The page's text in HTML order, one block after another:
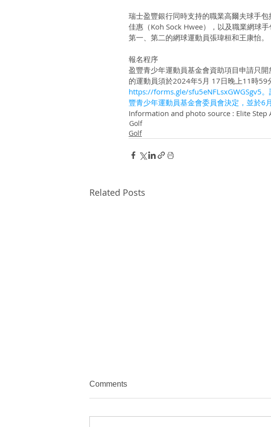
瑞士盈豐銀行同時支持的職業高爾夫球手
佳惠（Koh Sock Hwee），以及職業網球
第一、第二的網球運動員張瑋桓和王康怡。
報名程序
盈豐青少年運動員基金會資助項目申請只
的運動員須於2024年5月 17日晚上11時59
https://forms.gle/sfu5eNFLsxGWGSgv5
豐青少年運動員基金會委員會決定，並於6
Information and photo source : Elite Step
Golf
Golf
Related Posts
Comments